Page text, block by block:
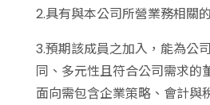
2.具有與本公司所營業務相關
3.預期該成員之加入，能為公
同、多元性且符合公司需求的
面向需包含企業策略、會計與